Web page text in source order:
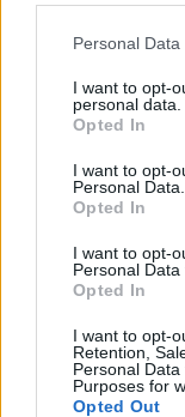
Personal
I want to opt-
personal data.
Opted In
I want to opt-
Personal Data.
Opted In
I want to opt-
Personal Data
Opted In
I want to opt-
Retention,
Personal
Purposes for
Opted Out
upozornit na
závažný průběh a
jsou z pohledu
vyžadují
institucí.
Nový systém
vegetace vychází
účasti odborníků
se podíleli na
požárů vegetace.
poznatky